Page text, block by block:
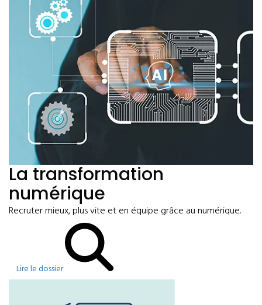
La transformation
numérique
Recruter mieux, plus vite et en équipe grâce au numérique.
Lire le dossier